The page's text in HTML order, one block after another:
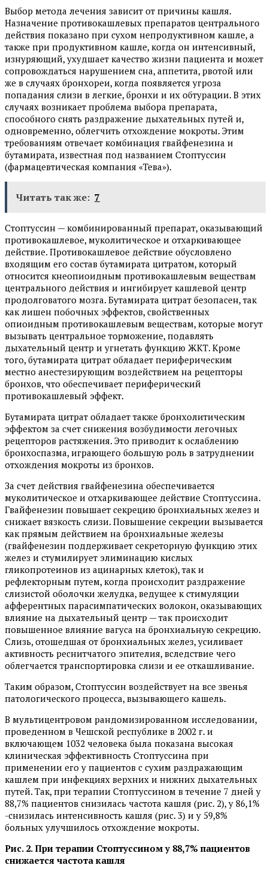
Выбор метода лечения зависит от причины кашля.
Назначение противокашлевых препаратов центрального
действия показано при сухом непродуктивном кашле, а
также при продуктивном кашле, когда он интенсивный,
изнуряющий, ухудшает качество жизни пациента и может
сопровождаться нарушением сна, аппетита, рвотой или
же в случаях бронхореи, когда появляется угроза
попадания слизи в легкие, бронхи и их обтурации. В этих
случаях возникает проблема выбора препарата,
способного снять раздражение дыхательных путей и,
одновременно, облегчить отхождение мокроты. Этим
требованиям отвечает комбинация гвайфенезина и
бутамирата, известная под названием Стоптуссин
(фармацевтическая компания «Тева»).
Читать так же: 7
Стоптуссин — комбинированный препарат, оказывающий
противокашлевое, муколитическое и отхаркивающее
действие. Противокашлевое действие обусловлено
входящим его состав бутамирата цитратом, который
относится кнеопиоидным противокашлевым веществам
центрального действия и ингибирует кашлевой центр
продолговатого мозга. Бутамирата цитрат безопасен, так
как лишен побочных эффектов, свойственных
опиоидным противокашлевым веществам, которые могут
вызывать центральное торможение, подавлять
дыхательный центр и угнетать функцию ЖКТ. Кроме
того, бутамирата цитрат обладает периферическим
местно анестезирующим воздействием на рецепторы
бронхов, что обеспечивает периферический
противокашлевый эффект.
Бутамирата цитрат обладает также бронхолитическим
эффектом за счет снижения возбудимости легочных
рецепторов растяжения. Это приводит к ослаблению
бронхоспазма, играющего большую роль в затруднении
отхождения мокроты из бронхов.
За счет действия гвайфенезина обеспечивается
муколитическое и отхаркивающее действие Стоптуссина.
Гвайфенезин повышает секрецию бронхиальных желез и
снижает вязкость слизи. Повышение секреции вызывается
как прямым действием на бронхиальные железы
(гвайфенезин поддерживает секреторную функцию этих
желез и стумилирует элиминацию кислых
гликопротеинов из ацинарных клеток), так и
рефлекторным путем, когда происходит раздражение
слизистой оболочки желудка, ведущее к стимуляции
афферентных парасимпатических волокон, оказывающих
влияние на дыхательный центр — так происходит
повышенное влияние вагуса на бронхиальную секрецию.
Слизь, отошедшая от бронхиальных желез, усиливает
активность реснитчатого эпителия, вследствие чего
облегчается транспортировка слизи и ее откашливание.
Таким образом, Стоптуссин воздействует на все звенья
патологического процесса, вызывающего кашель.
В мультицентровом рандомизированном исследовании,
проведенном в Чешской республике в 2002 г. и
включающем 1032 человека была показана высокая
клиническая эффективность Стоптуссина при
применении его у пациентов с сухим раздражающим
кашлем при инфекциях верхних и нижних дыхательных
путей. Так, при терапии Стоптуссином в течение 7 дней у
88,7% пациентов снизилась частота кашля (рис. 2), у 86,1%
-снизилась интенсивность кашля (рис. 3) и у 59,8%
больных улучшилось отхождение мокроты.
Рис. 2. При терапии Стоптуссином у 88,7% пациентов
снижается частота кашля